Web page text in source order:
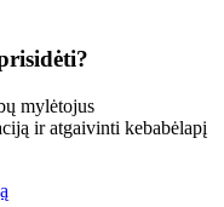
mylėtojus
ir atgaivinti kebabėlapį